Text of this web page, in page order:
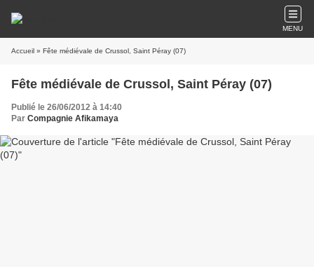
MENU
Accueil » Fête médiévale de Crussol, Saint Péray (07)
Fête médiévale de Crussol, Saint Péray (07)
Publié le 26/06/2012 à 14:40
Par Compagnie Afikamaya